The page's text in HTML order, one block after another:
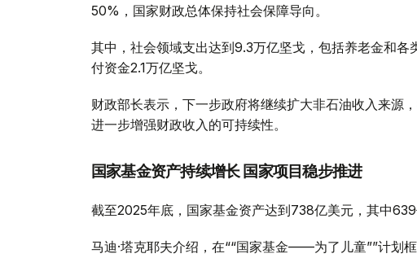
50%，国家财政总体保持社会保障导向。
其中，社会领域支出达到9.3万亿坚戈，包括养老金和
付资金2.1万亿坚戈。
财政部长表示，下一步政府将继续扩大非石油收入来源
进一步增强财政收入的可持续性。
国家基金资产持续增长 国家项目稳步推进
截至2025年底，国家基金资产达到738亿美元，其中639
马迪·塔克耶夫介绍，在““国家基金——为了儿童””计划